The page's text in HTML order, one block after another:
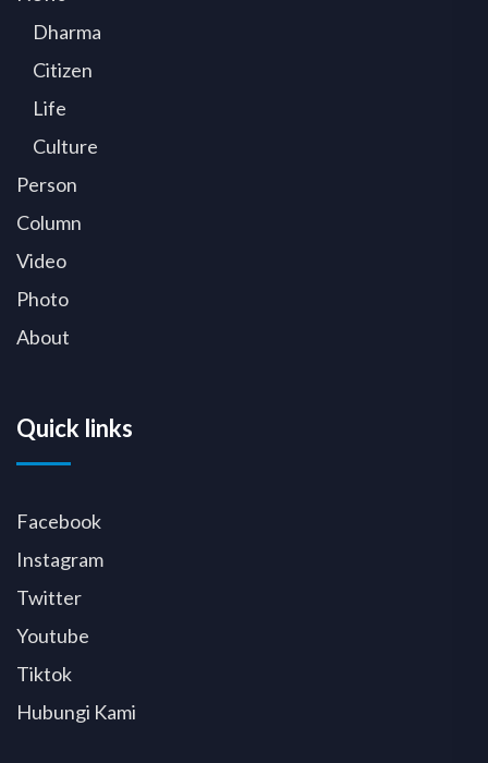
Dharma
Citizen
Life
Culture
Person
Column
Video
Photo
About
Quick links
Facebook
Instagram
Twitter
Youtube
Tiktok
Hubungi Kami